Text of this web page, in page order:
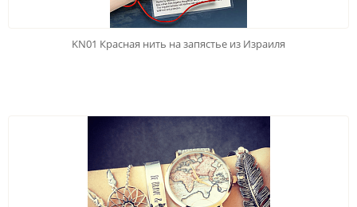
KN01 Красная нить на запястье из Израиля